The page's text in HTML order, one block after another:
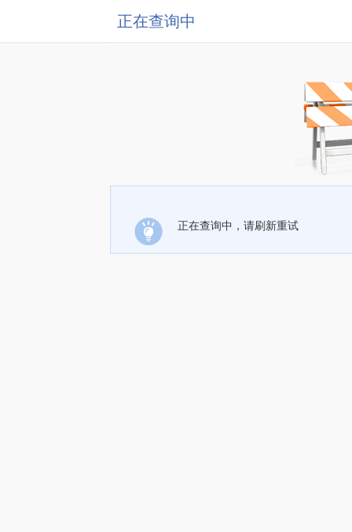
正在查询中
正在查询中，请刷新重试